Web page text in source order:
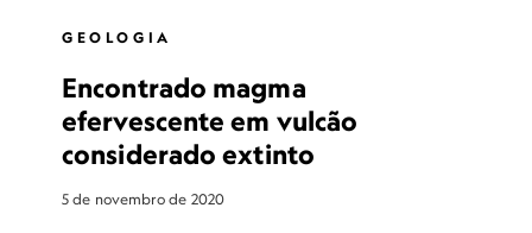
GEOLOGIA
Encontrado magma
efervescente em vulcão
considerado extinto
5 de novembro de 2020